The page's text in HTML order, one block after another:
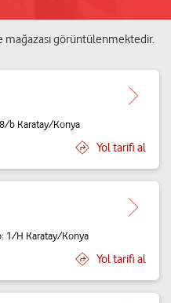
mağazasıgörüntülenmektedir.
b Karatay/Konya
Yol tarifi al
1/H Karatay/Konya
Yol tarifi al